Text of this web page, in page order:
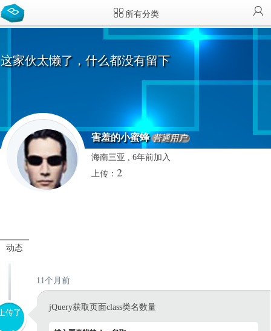
所有分类
这家伙太懒了，什么都没有留下
害羞的小蜜蜂 普通用户
海南三亚 , 6年前加入
上传： 2
动态
11个月前
传了
jQuery获取页面class类名数量